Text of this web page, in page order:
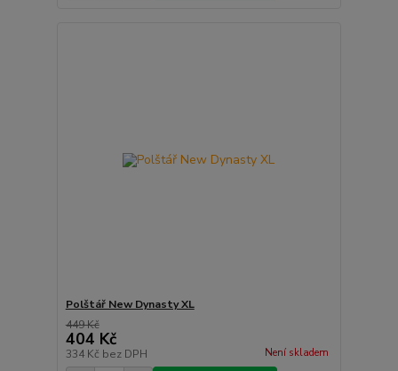
Polštář New Dynasty XL
449 Kč
404 Kč
334 Kč bez DPH Není skladem